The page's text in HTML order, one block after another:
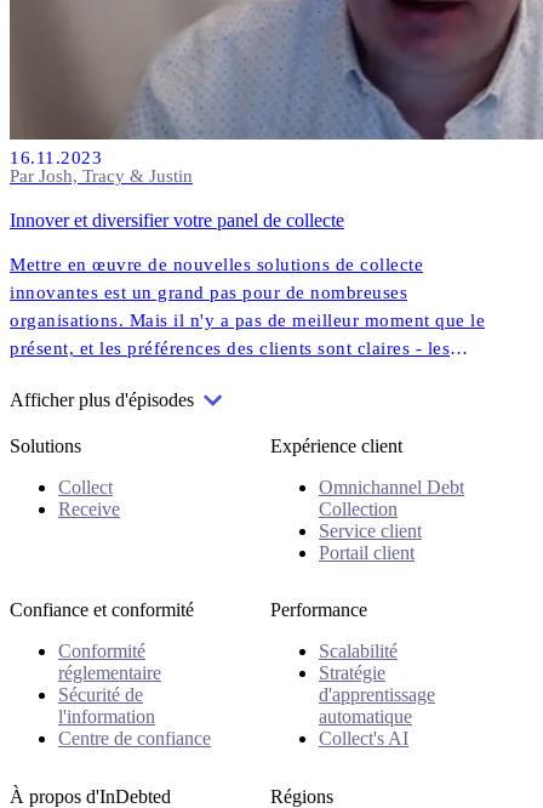
16.11.2023
Par Josh, Tracy & Justin
Innover et diversifier votre panel de collecte
Mettre en œuvre de nouvelles solutions de collecte
innovantes est un grand pas pour de nombreuses
organisations. Mais il n'y a pas de meilleur moment que le
présent, et les préférences des clients sont claires - les
Afficher plus d'épisodes
Solutions
Collect
Receive
Expérience client
Omnichannel Debt
Collection
Service client
Portail client
Confiance et conformité
Conformité
réglementaire
Sécurité de
l'information
Centre de confiance
Performance
Scalabilité
Stratégie
d'apprentissage
automatique
Collect's AI
À propos d'InDebted
Régions